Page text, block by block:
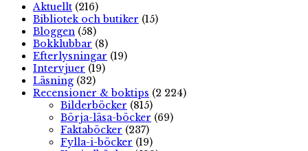
Aktuellt (216)
Bibliotek och butiker (15)
Bloggen (58)
Bokklubbar (8)
Efterlysningar (19)
Intervjuer (19)
Läsning (32)
Recensioner & boktips (2 224)
Bilderböcker (815)
Börja-läsa-böcker (69)
Faktaböcker (237)
Fylla-i-böcker (19)